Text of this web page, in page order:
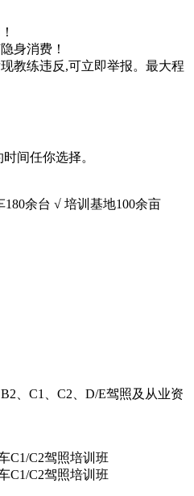
身消费！
教练违反,可立即举报。最大程
间任你选择。
余台 √ 培训基地100余亩
、C1、C2、D/E驾照及从业资